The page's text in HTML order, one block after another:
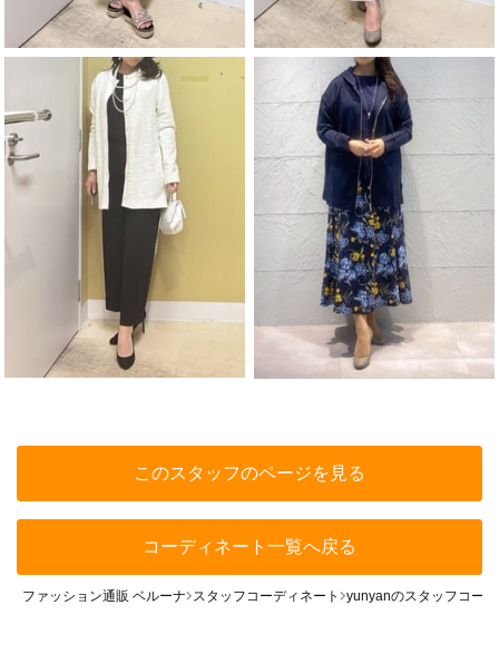
このスタッフのページを見る
コーディネート一覧へ戻る
ファッション通販 ベルーナ スタッフコーディネート yunyanのスタッフコー